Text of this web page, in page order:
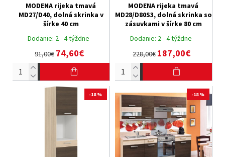
Dodanie: 2 - 4 týždne
MODENA rijeka tmavá
MD27/D40, dolná skrinka v
šírke 40 cm
91,00€ 74,60€
Dodanie: 2 - 4 týždne
MODENA rijeka tmavá
MD28/D80S3, dolná skrinka so
zásuvkami v šírke 80 cm
228,00€187,00€
-18 % -18 %